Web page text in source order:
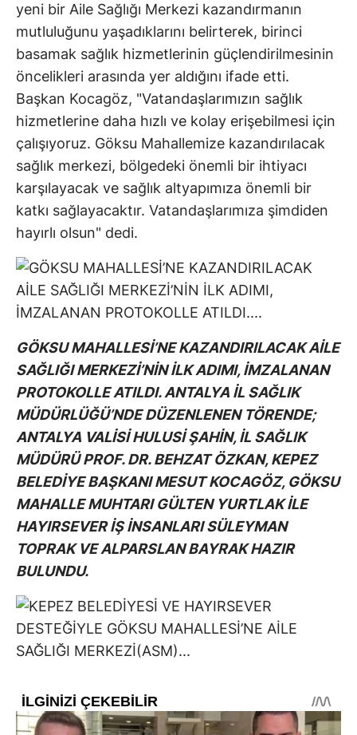
yeni bir Aile Sağlığı Merkezi kazandırmanın
mutluluğunu yaşadıklarını belirterek, birinci
basamak sağlık hizmetlerinin güçlendirilmesinin
öncelikleri arasında yer aldığını ifade etti.
Başkan Kocagöz, "Vatandaşlarımızın sağlık
hizmetlerine daha hızlı ve kolay erişebilmesi için
çalışıyoruz. Göksu Mahallemize kazandırılacak
sağlık merkezi, bölgedeki önemli bir ihtiyacı
karşılayacak ve sağlık altyapımıza önemli bir
katkı sağlayacaktır. Vatandaşlarımıza şimdiden
hayırlı olsun" dedi.
GÖKSU MAHALLESİ’NE KAZANDIRILACAK AİLE
SAĞLIĞI MERKEZİ’NİN İLK ADIMI, İMZALANAN
PROTOKOLLE ATILDI. ANTALYA İL SAĞLIK
MÜDÜRLÜĞÜ’NDE DÜZENLENEN TÖRENDE;
ANTALYA VALİSİ HULUSİ ŞAHİN, İL SAĞLIK
MÜDÜRÜ PROF. DR. BEHZAT ÖZKAN, KEPEZ
BELEDİYE BAŞKANI MESUT KOCAGÖZ, GÖKSU
MAHALLE MUHTARI GÜLTEN YURTLAK İLE
HAYIRSEVER İŞ İNSANLARI SÜLEYMAN
TOPRAK VE ALPARSLAN BAYRAK HAZIR
BULUNDU.